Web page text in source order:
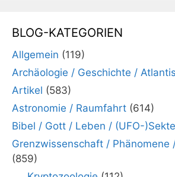
BLOG-KATEGORIEN
Allgemein (119)
Archäologie / Geschichte / Atlantis
Artikel (583)
Astronomie / Raumfahrt (614)
Bibel / Gott / Leben / (UFO-
Grenzwissenschaft / Phänomene
(859)